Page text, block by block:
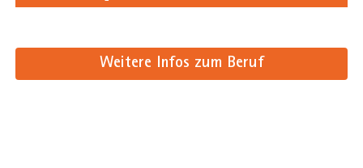
Weitere Infos zum Beruf